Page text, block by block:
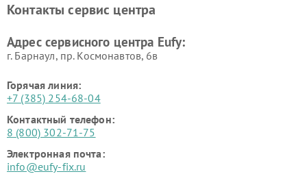
Контакты сервис центра
Адрес сервисного центра Eufy:
г. Барнаул, ​пр. Космонавтов, 6в
Горячая линия:
+7 (385) 254-68-04
Контактный телефон:
8 (800) 302-71-75
Электронная почта:
info@eufy-fix.ru